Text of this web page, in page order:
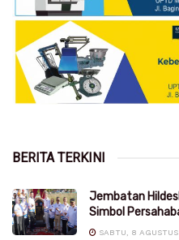
BERITA TERKINI
Jembatan
Simbol
SABTU, 8